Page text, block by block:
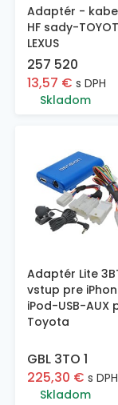
Adaptér -
HF sady-
LEXUS
257 520
13,57 € s DPH
Skladom
Adaptér Lite
vstup pre
iPod-USB-AUX
Toyota
GBL 3TO 1
225,30 € s DPH
Skladom